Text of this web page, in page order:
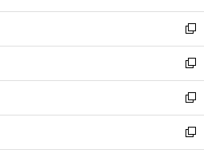
開
く
ウ
で
開
く
ン
ド
ウ
で
開
く
ウ
ィ
ン
ド
ウ
で
開
く
新
し
い
ウ
ィ
ン
ド
新
し
い
ウ
ィ
新
し
い
新